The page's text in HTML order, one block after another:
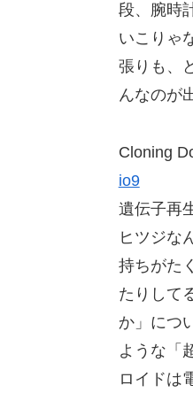
段、腕時
いこりゃ
張りも、
んなのが
Cloning
io9
遺伝子再
ヒツジな
持ちがた
たりして
か」につ
ような「
ロイドは